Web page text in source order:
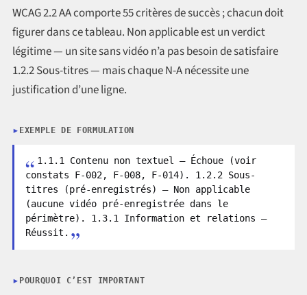
WCAG 2.2 AA comporte 55 critères de succès ; chacun doit
figurer dans ce tableau. Non applicable est un verdict
légitime — un site sans vidéo n’a pas besoin de satisfaire
1.2.2 Sous-titres — mais chaque N-A nécessite une
justification d’une ligne.
EXEMPLE DE FORMULATION
1.1.1 Contenu non textuel — Échoue (voir
constats F-002, F-008, F-014). 1.2.2 Sous-
titres (pré-enregistrés) — Non applicable
(aucune vidéo pré-enregistrée dans le
périmètre). 1.3.1 Information et relations —
Réussit.
POURQUOI C’EST IMPORTANT